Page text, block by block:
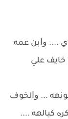
.... ﻭﺍﺑﻦ ﻋﻤﻪ
ﺧﺎﻳﻒ ﻋﻠﻲ
... ﻭﺍﻟﺨﻮﻑ
ﻛﺒﺎﻟﻬﻪ ....